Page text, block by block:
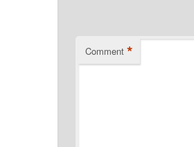
Comment *